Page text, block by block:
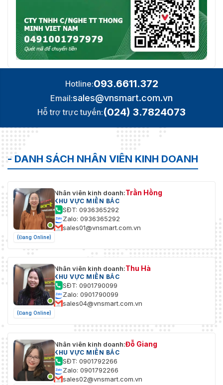
Hotline:093.6611.372
Email:sales@vnsmart.com.vn
Hỗ trợ trực tuyến:(024) 3.7824073
- DANH SÁCH NHÂN VIÊN KINH DOANH
(Đang Online)
Nhân viên kinh doanh:Trần Hồng
KHU VỰC MIỀN BẮC
SĐT: 0936365292
Zalo: 0936365292
sales01@vnsmart.com.vn
(Đang Online)
Nhân viên kinh doanh:Thu Hà
KHU VỰC MIỀN BẮC
SĐT: 0901790099
Zalo: 0901790099
sales04@vnsmart.com.vn
Nhân viên kinh doanh:Đỗ Giang
KHU VỰC MIỀN BẮC
SĐT: 0901792266
Zalo: 0901792266
sales02@vnsmart.com.vn